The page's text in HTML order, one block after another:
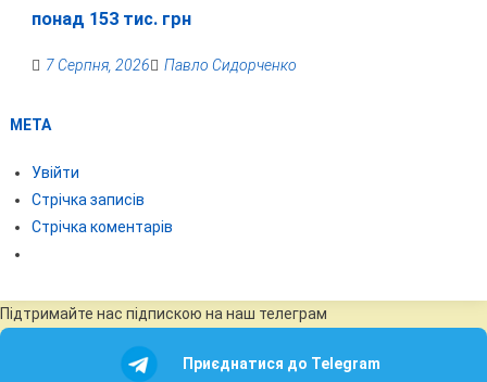
понад 153 тис. грн
7 Серпня, 2026 Павло Сидорченко
МЕТА
Увійти
Стрічка записів
Стрічка коментарів
Підтримайте нас підпискою на наш телеграм
Приєднатися до Telegram